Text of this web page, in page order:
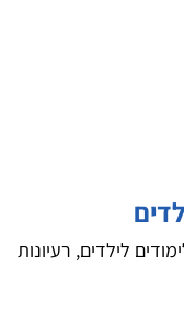
לילדים, רעיונות